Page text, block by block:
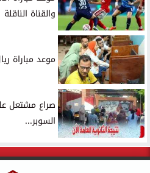
والقناة الناقلة
موعد مباراة
صراع مشتعل
السوبر...